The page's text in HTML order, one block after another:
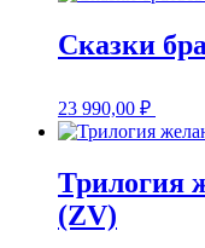
Сказки
23 990,00 ₽
Трилогия
(ZV)